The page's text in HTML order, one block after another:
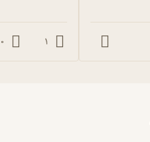
1
0